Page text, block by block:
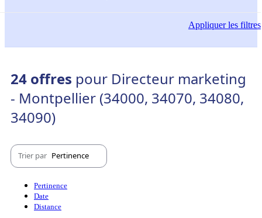
Appliquerles filtres
24 offres pour Directeur marketing
- Montpellier (34000, 34070, 34080,
34090)
Trier par Pertinence
Pertinence
Date
Distance